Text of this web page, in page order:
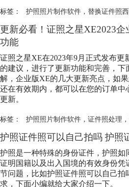
标签： 护照照片制作软件， 替换证件照
更新必看！证照之星XE2023
功能
证照之星XE在2023年9月正式发布更
的建议，进行了更新功能和完善，
解，企业版XE的几大更新亮点，如
还在有效期内，都可以在您的订单
更新。
标签： 护照照片制作软件， 证件照处理 ，
护照证件照可以自己拍吗 护照
护照是一种特殊的身份证件，护照如
证明国籍以及出入国境的有效身份凭
节问题，比如护照证件照可以自己拍
求，下面小编就给大家介绍一下。